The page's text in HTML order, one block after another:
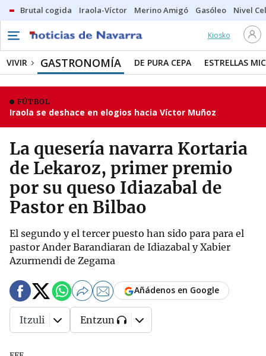
Brutal cogida Iraola-Víctor Merino Amigó Gasóleo Nivel
Kiosko
VIVIR GASTRONOMÍA DE PURA CEPA ESTRELLAS
FÚTBOL
Iraola se deshace en elogios hacia Víctor Muñoz
La quesería navarra Kortaria
de Lekaroz, primer premio
por su queso Idiazabal de
Pastor en Bilbao
El segundo y el tercer puesto han sido para para el
pastor Ander Barandiaran de Idiazabal y Xabier
Azurmendi de Zegama
Añádenos en Google
Itzuli Entzun